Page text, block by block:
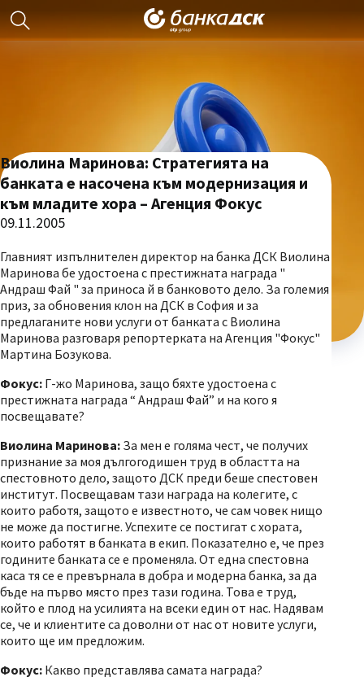
Виолина Маринова: Стратегията на
банката е насочена към модернизация и
към младите хора – Агенция Фокус
09.11.2005
Главният изпълнителен директор на банка ДСК Виолина
Маринова бе удостоена с престижната награда "
Андраш Фай " за приноса й в банковото дело. За големия
приз, за обновения клон на ДСК в София и за
предлаганите нови услуги от банката с Виолина
Маринова разговаря репортерката на Агенция "Фокус"
Мартина Бозукова.
Фокус: Г-жо Маринова, защо бяхте удостоена с
престижната награда “ Андраш Фай” и на кого я
посвещавате?
Виолина Маринова: За мен е голяма чест, че получих
признание за моя дългогодишен труд в областта на
спестовното дело, защото ДСК преди беше спестовен
институт. Посвещавам тази награда на колегите, с
които работя, защото е известното, че сам човек нищо
не може да постигне. Успехите се постигат с хората,
които работят в банката в екип. Показателно е, че през
годините банката се е променяла. От една спестовна
каса тя се е превърнала в добра и модерна банка, за да
бъде на първо място през тази година. Това е труд,
който е плод на усилията на всеки един от нас. Надявам
се, че и клиентите са доволни от нас от новите услуги,
които ще им предложим.
Фокус: Какво представлява самата награда?